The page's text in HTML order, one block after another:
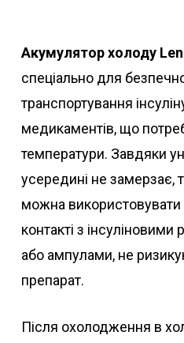
Акумулятор холоду
спеціально для
транспортування
медикаментів, що
температури. Завдяки
усередині не замерзає,
можна
контакті з
або ампулами, не
препарат.
Після охолодження в